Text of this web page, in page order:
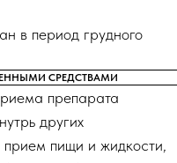
в период грудного
СРЕДСТВАМИ
препарата
других
прием пищи и жидкости,